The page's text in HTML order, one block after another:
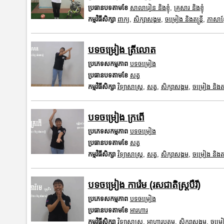
ប្រធានបទតាមខែ សាលារៀន និងខ្ញុំ គ្រួសារ និងខ្ញុំ
កម្មវិធីសិក្សា ពាក្យ សិក្សាសង្គម, ចម្រៀង និងតន្ត្រី ភាសាខ្
បទចម្រៀង ត្រីលោត
ប្រភេទសកម្មភាព បទចម្រៀង
ប្រធានបទតាមខែ សត្វ
កម្មវិធីសិក្សា វិទ្យាសាស្រ្ត សត្វ សិក្សាសង្គម, ចម្រៀង និងត
បទចម្រៀង ក្រពើ
ប្រភេទសកម្មភាព បទចម្រៀង
ប្រធានបទតាមខែ សត្វ
កម្មវិធីសិក្សា វិទ្យាសាស្រ្ត សត្វ សិក្សាសង្គម, ចម្រៀង និងត
បទចម្រៀង ការ៉េម (រសជាតិស្ត្របឺរី)
ប្រភេទសកម្មភាព បទចម្រៀង
ប្រធានបទតាមខែ អារហារ
កម្មវិធីសិក្សា វិទ្យាសាស្រ្ត អាហារូបត្ថម្ភ, សិក្សាសង្គម, ចម្រ